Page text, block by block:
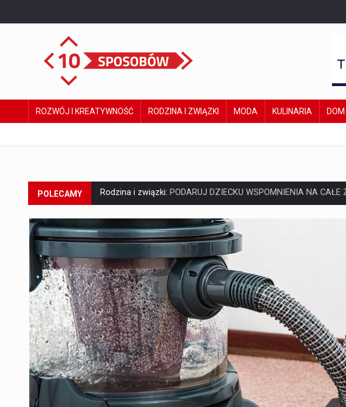
ROZWÓJ I KREATYWNOŚĆ RODZINA I ZWIĄZKI MODA KULINARIA DOM
POLECAMY Rodzina i związki: PODARUJ DZIECKU WSPOMNIENIA NA CAŁE
Hobby:Jak rozpocząć swoją przygodę z winylami?
:Renowacja podłogi drewnianej krok po kroku – kiedy
Zdrowie i uroda:Kosmetyki do włosów - jak wybrać idealne?
Kulinaria:Wyciskarka do całych owoców